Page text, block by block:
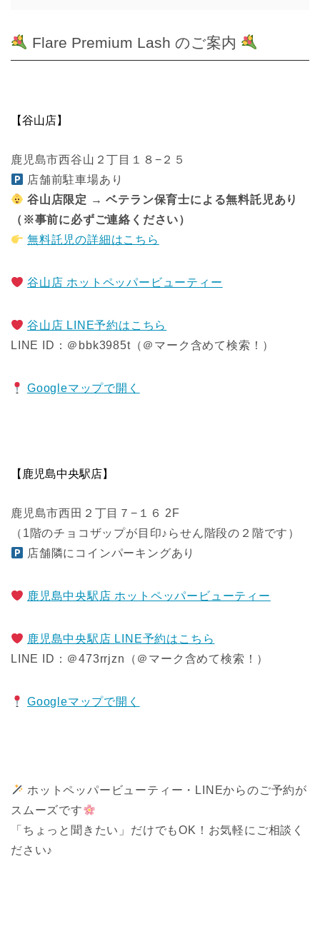
Flare Premium Lash のご案内
【谷山店】
鹿児島市西谷山２丁目１８−２５
店舗前駐車場あり
谷山店限定 → ベテラン保育士による無料託児あり
（※事前に必ずご連絡ください）
無料託児の詳細はこちら
谷山店 ホットペッパービューティー
谷山店 LINE予約はこちら
LINE ID：＠bbk3985t（＠マーク含めて検索！）
Googleマップで開く
【鹿児島中央駅店】
鹿児島市西田２丁目７−１６ 2F
（1階のチョコザップが目印♪らせん階段の２階です）
店舗隣にコインパーキングあり
鹿児島中央駅店 ホットペッパービューティー
鹿児島中央駅店 LINE予約はこちら
LINE ID：＠473rrjzn（＠マーク含めて検索！）
Googleマップで開く
ホットペッパービューティー・LINEからのご予約が
スムーズです
「ちょっと聞きたい」だけでもOK！お気軽にご相談く
ださい♪